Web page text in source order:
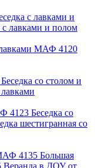
с лавками и
с лавками и полом
лавками МАФ 4120
Беседка со столом и
4123 Беседка со
шестигранная со
4135 Большая
Веранда в ДОУ от